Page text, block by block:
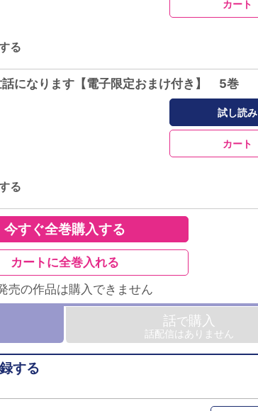
カート
る
話になります【電子限定おまけ付き】 5巻
試し読み
カート
る
今すぐ全巻購入する
カートに全巻入れる
売の作品は購入できません
話で購入
話配信はありません
する